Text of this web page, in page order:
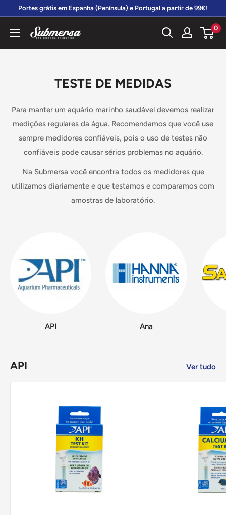
para
o
Portes grátis em Espanha (Península) e Portugal a partir de 99€!
Submersa 0
TESTE DE MEDIDAS
Para manter um aquário marinho saudável devemos realizar
medições regulares da água. Recomendamos que você use
sempre medidores confiáveis, pois o uso de testes não
confiáveis ​​pode causar sérios problemas no aquário.
Na Submersa você encontra todos os medidores que
utilizamos diariamente e que testamos e comparamos com
amostras de laboratório.
API Ana
API Ver tudo